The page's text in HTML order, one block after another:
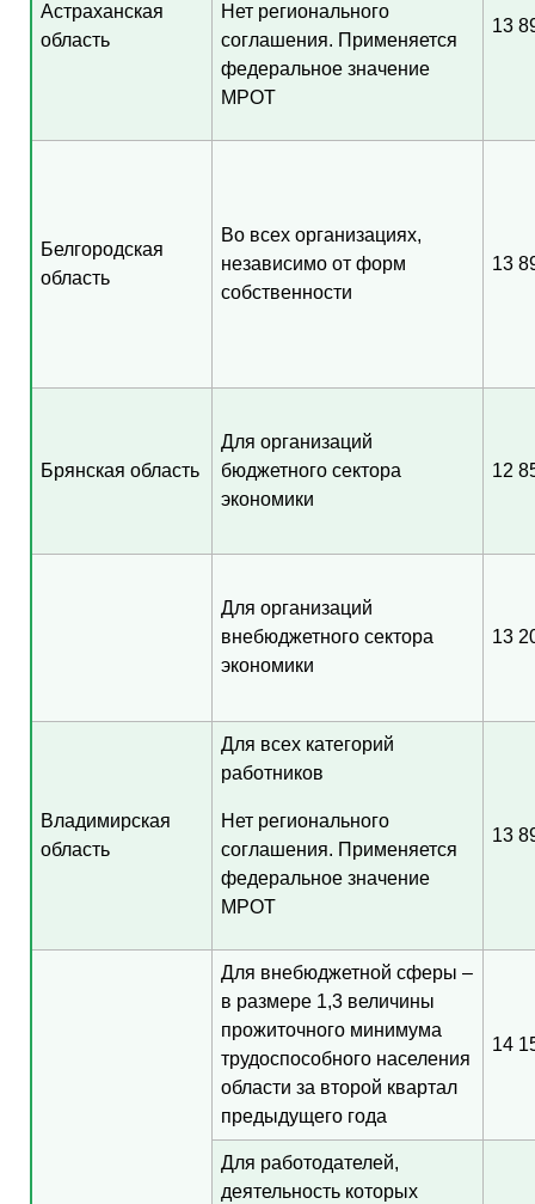
Астраханская
область
Нет регионального
соглашения. Применяется
федеральное значение
МРОТ
13
Белгородская
область
Во всех организациях,
независимо от форм
собственности
13
Брянская область
Для организаций
бюджетного сектора
экономики
12
Для организаций
внебюджетного сектора
экономики
13
Владимирская
область
Для всех категорий
работников
Нет регионального
соглашения. Применяется
федеральное значение
МРОТ
13
Для внебюджетной сферы –
в размере 1,3 величины
прожиточного минимума
трудоспособного населения
области за второй квартал
предыдущего года
14
Для работодателей,
деятельность которых